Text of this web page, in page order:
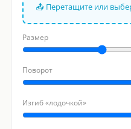
📤 Перетащите или
Размер
Поворот
Изгиб «лодочкой»